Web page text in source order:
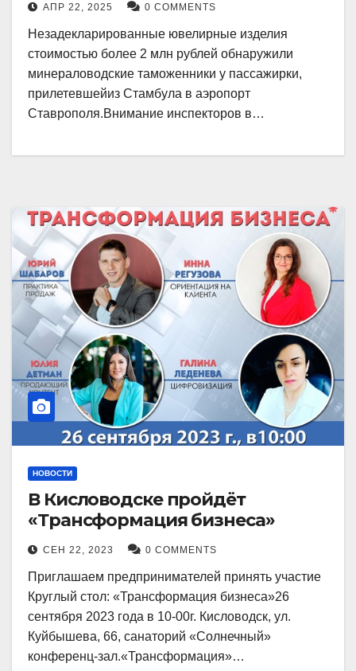
АПР 22, 2025 0 COMMENTS
Незадекларированные ювелирные изделия
стоимостью более 2 млн рублей обнаружили
минераловодские таможенники у пассажирки,
прилетевшейиз Стамбула в аэропорт
Ставрополя.Внимание инспекторов в…
НОВОСТИ
В Кисловодске пройдёт
«Трансформация бизнеса»
СЕН 22, 2023 0 COMMENTS
Приглашаем предпринимателей принять участие
Круглый стол: «Трансформация бизнеса»26
сентября 2023 года в 10-00г. Кисловодск, ул.
Куйбышева, 66, санаторий «Солнечный»
конференц-зал.«Трансформация»…